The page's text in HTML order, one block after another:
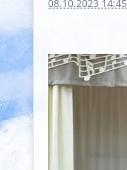
08.10.2023 14:45